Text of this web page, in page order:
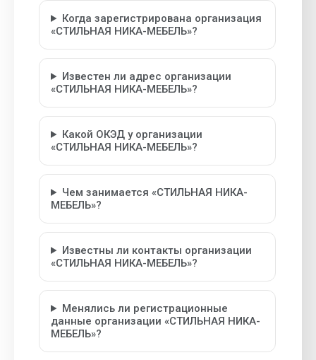
Когда зарегистрирована организация
«СТИЛЬНАЯ НИКА-МЕБЕЛЬ»?
Известен ли адрес организации
«СТИЛЬНАЯ НИКА-МЕБЕЛЬ»?
Какой ОКЭД у организации
«СТИЛЬНАЯ НИКА-МЕБЕЛЬ»?
Чем занимается «СТИЛЬНАЯ НИКА-
МЕБЕЛЬ»?
Известны ли контакты организации
«СТИЛЬНАЯ НИКА-МЕБЕЛЬ»?
Менялись ли регистрационные
данные организации «СТИЛЬНАЯ НИКА-
МЕБЕЛЬ»?